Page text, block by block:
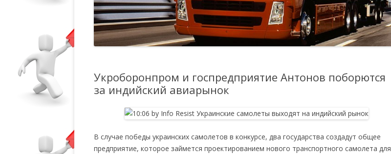
Укроборонпром и госпредприятие Антонов поборются
за индийский авиарынок
В случае победы украинских самолетов в конкурсе, два государства создадут общее
предприятие, которое займется проектированием нового транспортного самолета для